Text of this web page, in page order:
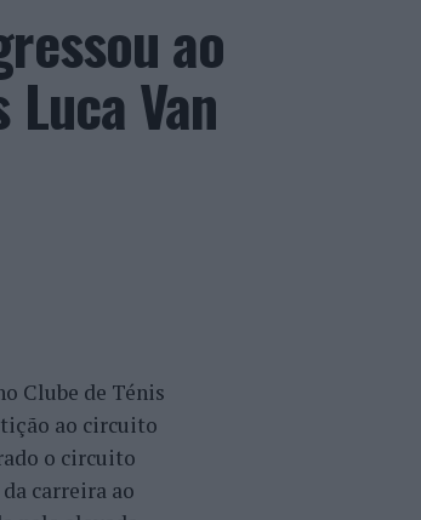
ao
Van
Clube de Ténis
ao circuito
o circuito
carreira ao